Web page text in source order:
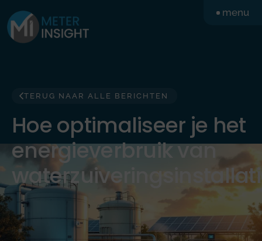
naar
de
menu
TERUG NAAR ALLE BERICHTEN
Hoe optimaliseer je het
energieverbruik van